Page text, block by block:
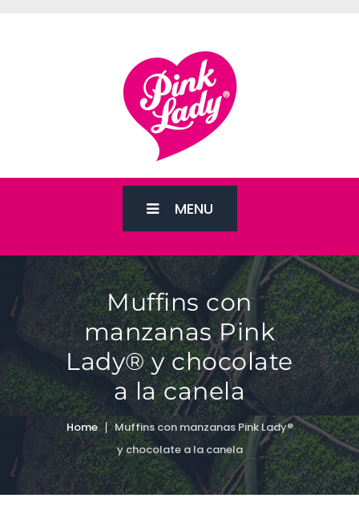
MENU
Muffins con
manzanas Pink
Lady® y chocolate
a la canela
Home
Muffins con manzanas Pink Lady®
y chocolate a la canela